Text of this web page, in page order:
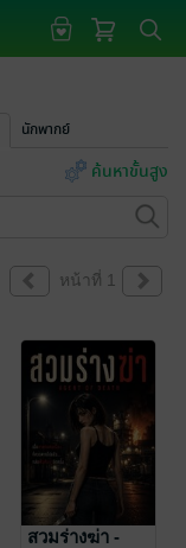
นักพากย์
ค้นหาขั้นสูง
หน้าที่ 1
สวมร่างฆ่า -